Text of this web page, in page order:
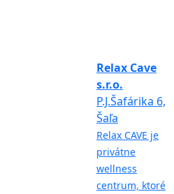
Relax Cave
s.r.o.
P.J.Šafárika 6,
Šaľa
Relax CAVE je
privátne
wellness
centrum, ktoré